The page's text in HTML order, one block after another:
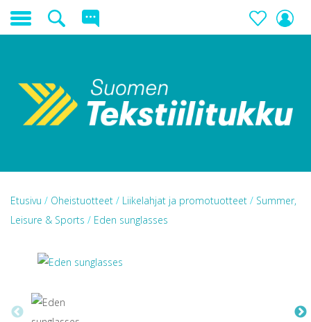
Etusivu / Oheistuotteet / Liikelahjat ja promotuotteet / Summer,
Leisure & Sports / Eden sunglasses